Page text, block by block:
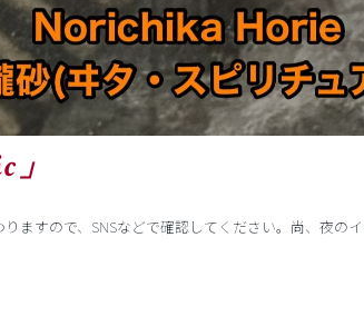
ますので、SNSなどで確認してください。尚、夜の